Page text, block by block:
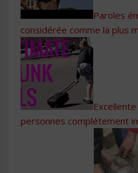
Paroles
considérée comme la plus
personnes complétement